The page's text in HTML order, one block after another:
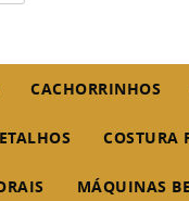
CACHORRINHOS
COSTURA
MÁQUINAS